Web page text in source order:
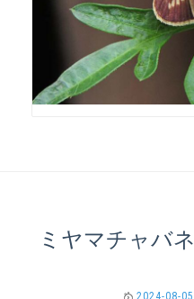
ミヤマチャバ
2024-08-05